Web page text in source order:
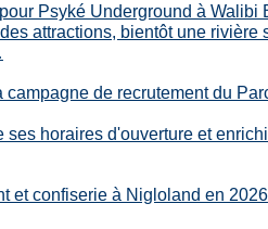
Psyké Underground à Walibi
attractions, bientôt une rivière
campagne de recrutement du
ses horaires d'ouverture et
et confiserie à Nigloland en 2026